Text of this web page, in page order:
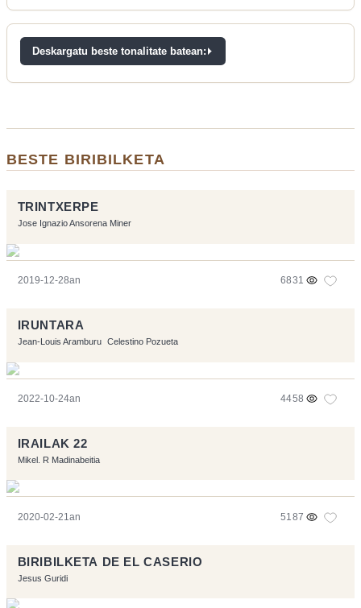
Deskargatu beste tonalitate batean:
BESTE BIRIBILKETA
TRINTXERPE
Jose Ignazio Ansorena Miner
2019-12-28an 6831
IRUNTARA
Jean-Louis Aramburu Celestino Pozueta
2022-10-24an 4458
IRAILAK 22
Mikel. R Madinabeitia
2020-02-21an 5187
BIRIBILKETA DE EL CASERIO
Jesus Guridi